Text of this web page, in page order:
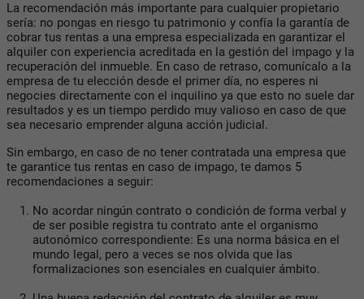
La recomendación más importante para cualquier propietario
sería: no pongas en riesgo tu patrimonio y confía la garantía de
cobrar tus rentas a una empresa especializada en garantizar el
alquiler con experiencia acreditada en la gestión del impago y la
recuperación del inmueble. En caso de retraso, comunícalo a la
empresa de tu elección desde el primer día, no esperes ni
negocies directamente con el inquilino ya que esto no suele dar
resultados y es un tiempo perdido muy valioso en caso de que
sea necesario emprender alguna acción judicial.
Sin embargo, en caso de no tener contratada una empresa que
te garantice tus rentas en caso de impago, te damos 5
recomendaciones a seguir:
No acordar ningún contrato o condición de forma verbal y
de ser posible registra tu contrato ante el organismo
autonómico correspondiente: Es una norma básica en el
mundo legal, pero a veces se nos olvida que las
formalizaciones son esenciales en cualquier ámbito.